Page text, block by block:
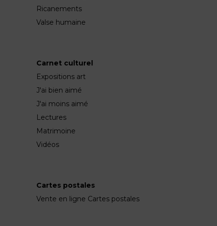
Ricanements
Valse humaine
Carnet culturel
Expositions art
J'ai bien aimé
J'ai moins aimé
Lectures
Matrimoine
Vidéos
Cartes postales
Vente en ligne Cartes postales